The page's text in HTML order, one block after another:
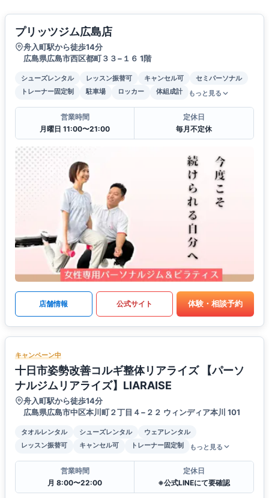
プリッツジム広島店
舟入町駅から徒歩14分
広島県広島市西区都町３３−１６ 1階
シューズレンタル レッスン振替可 キャンセル可
セミパーソナル
トレーナー固定制
駐車場 ロッカー 体組成計 もっと見る
営業時間
月曜日 11:00〜21:00
定休日
毎月不定休
店舗情報 公式サイト 体験・相談予約
キャンペーン中
十日市姿勢改善コルギ整体リアライズ 【パーソ
ナルジムリアライズ】LIARAISE
舟入町駅から徒歩14分
広島県広島市中区本川町２丁目４−２２ ウィンディア本川 101
タオルレンタル シューズレンタル
ウェアレンタル
レッスン振替可
キャンセル可 トレーナー固定制 もっと見る
営業時間
月 8:00〜22:00
定休日
※公式LINEにて要確認